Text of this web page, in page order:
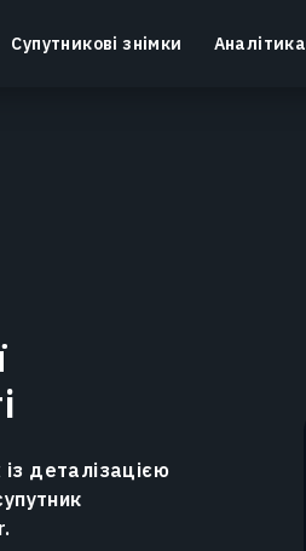
Супутникові знімки Аналітика
деталізацією